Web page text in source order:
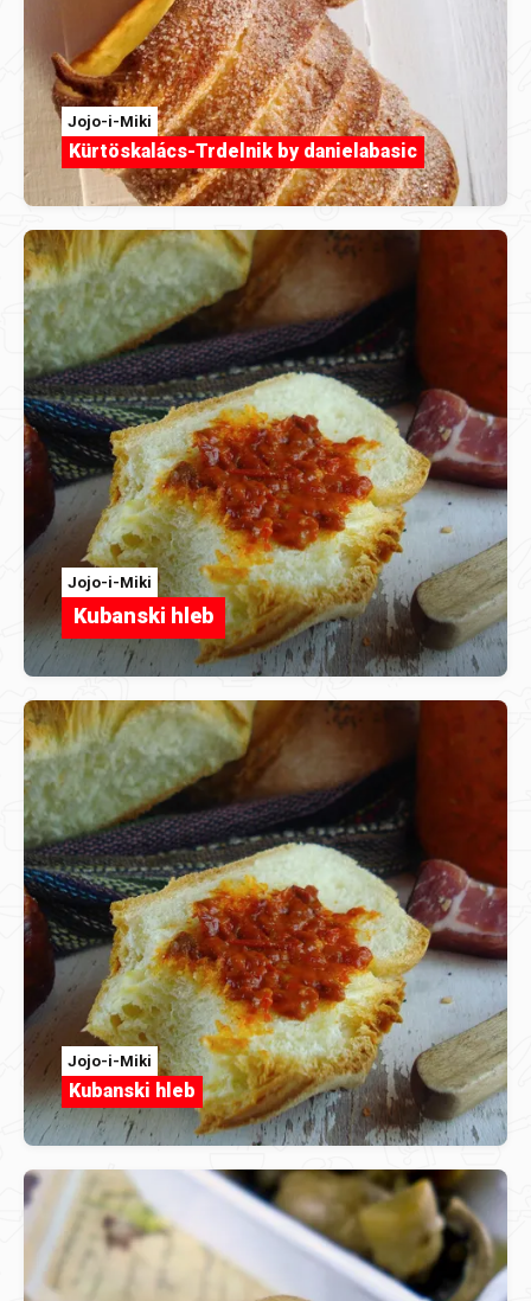
Jojo-i-Miki
Kürtöskalács-Trdelnik by danielabasic
Jojo-i-Miki
Kubanski hleb
Jojo-i-Miki
Kubanski hleb